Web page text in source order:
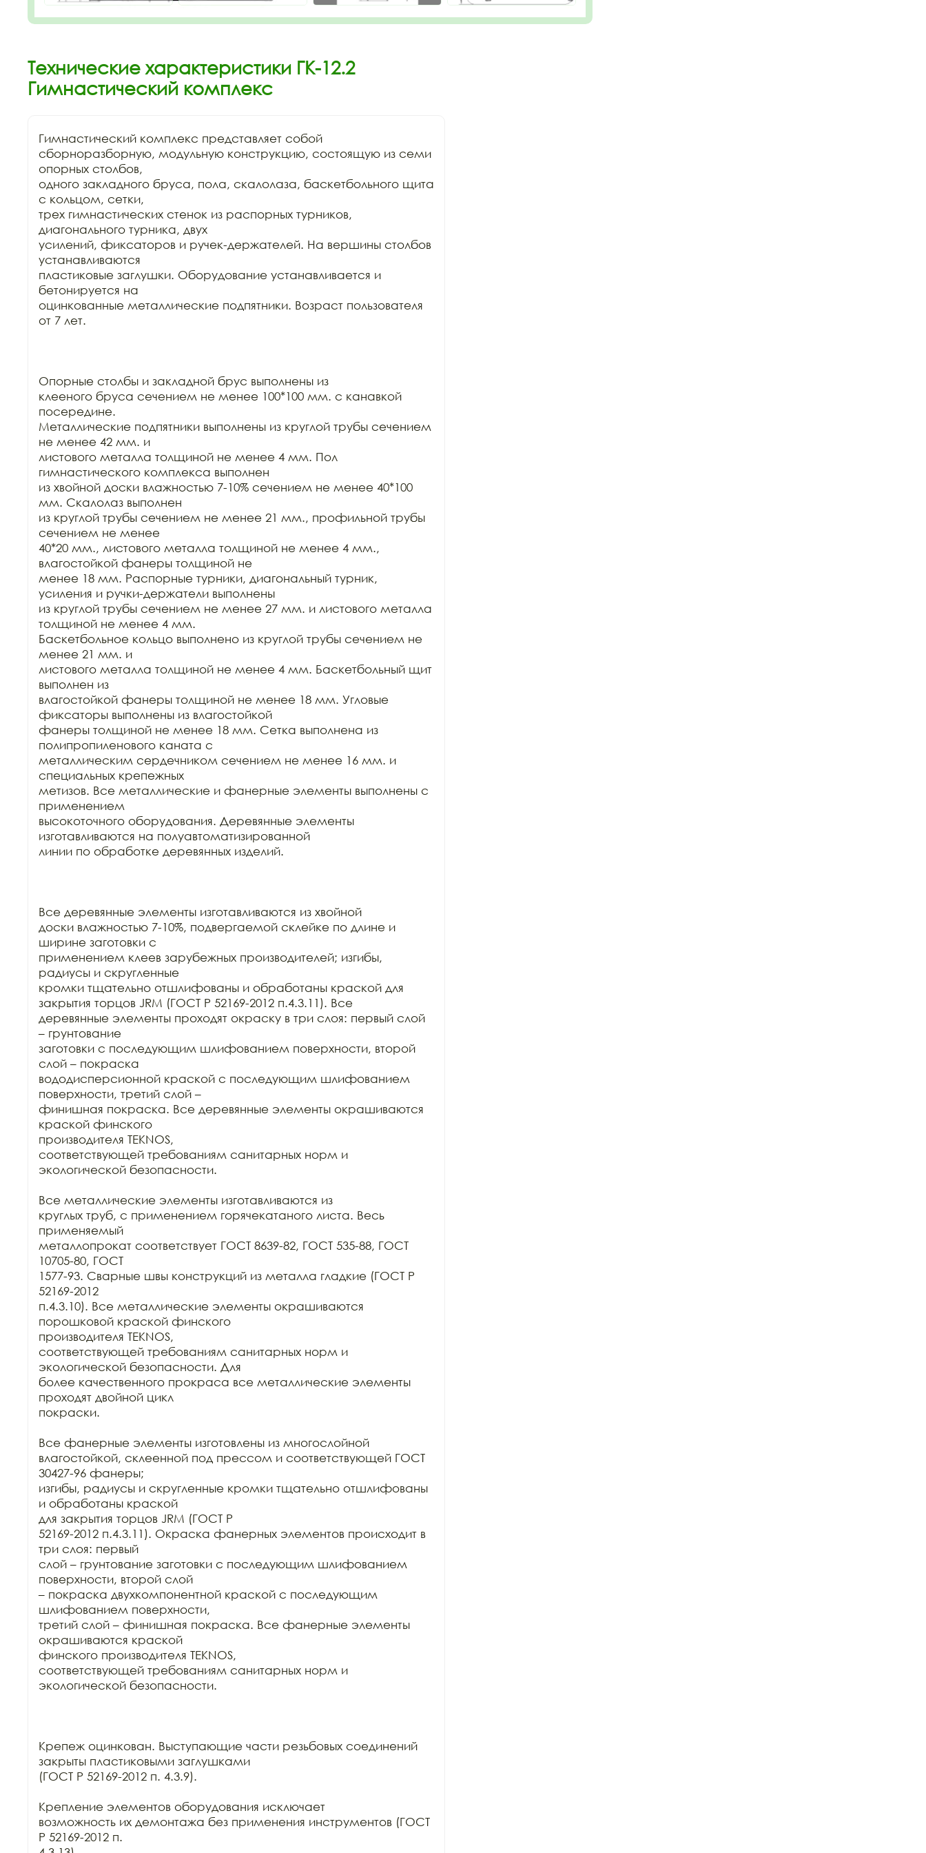
Технические характеристики ГК-12.2
Гимнастический комплекс
Гимнастический комплекс представляет собой
сборноразборную, модульную конструкцию, состоящую из семи
опорных столбов,
одного закладного бруса, пола, скалолаза, баскетбольного щита
с кольцом, сетки,
трех гимнастических стенок из распорных турников,
диагонального турника, двух
усилений, фиксаторов и ручек-держателей. На вершины столбов
устанавливаются
пластиковые заглушки. Оборудование устанавливается и
бетонируется на
оцинкованные металлические подпятники. Возраст пользователя
от 7 лет.
Опорные столбы и закладной брус выполнены из
клееного бруса сечением не менее 100*100 мм. с канавкой
посередине.
Металлические подпятники выполнены из круглой трубы сечением
не менее 42 мм. и
листового металла толщиной не менее 4 мм. Пол
гимнастического комплекса выполнен
из хвойной доски влажностью 7-10% сечением не менее 40*100
мм. Скалолаз выполнен
из круглой трубы сечением не менее 21 мм., профильной трубы
сечением не менее
40*20 мм., листового металла толщиной не менее 4 мм.,
влагостойкой фанеры толщиной не
менее 18 мм. Распорные турники, диагональный турник,
усиления и ручки-держатели выполнены
из круглой трубы сечением не менее 27 мм. и листового металла
толщиной не менее 4 мм.
Баскетбольное кольцо выполнено из круглой трубы сечением не
менее 21 мм. и
листового металла толщиной не менее 4 мм. Баскетбольный щит
выполнен из
влагостойкой фанеры толщиной не менее 18 мм. Угловые
фиксаторы выполнены из влагостойкой
фанеры толщиной не менее 18 мм. Сетка выполнена из
полипропиленового каната с
металлическим сердечником сечением не менее 16 мм. и
специальных крепежных
метизов. Все металлические и фанерные элементы выполнены с
применением
высокоточного оборудования. Деревянные элементы
изготавливаются на полуавтоматизированной
линии по обработке деревянных изделий.
Все деревянные элементы изготавливаются из хвойной
доски влажностью 7-10%, подвергаемой склейке по длине и
ширине заготовки с
применением клеев зарубежных производителей; изгибы,
радиусы и скругленные
кромки тщательно отшлифованы и обработаны краской для
закрытия торцов JRM (ГОСТ Р 52169-2012 п.4.3.11). Все
деревянные элементы проходят окраску в три слоя: первый слой
– грунтование
заготовки с последующим шлифованием поверхности, второй
слой – покраска
вододисперсионной краской с последующим шлифованием
поверхности, третий слой –
финишная покраска. Все деревянные элементы окрашиваются
краской финского
производителя TEKNOS,
соответствующей требованиям санитарных норм и
экологической безопасности.
Все металлические элементы изготавливаются из
круглых труб, с применением горячекатаного листа. Весь
применяемый
металлопрокат соответствует ГОСТ 8639-82, ГОСТ 535-88, ГОСТ
10705-80, ГОСТ
1577-93. Сварные швы конструкций из металла гладкие (ГОСТ Р
52169-2012
п.4.3.10). Все металлические элементы окрашиваются
порошковой краской финского
производителя TEKNOS,
соответствующей требованиям санитарных норм и
экологической безопасности. Для
более качественного прокраса все металлические элементы
проходят двойной цикл
покраски.
Все фанерные элементы изготовлены из многослойной
влагостойкой, склеенной под прессом и соответствующей ГОСТ
30427-96 фанеры;
изгибы, радиусы и скругленные кромки тщательно отшлифованы
и обработаны краской
для закрытия торцов JRM (ГОСТ Р
52169-2012 п.4.3.11). Окраска фанерных элементов происходит в
три слоя: первый
слой – грунтование заготовки с последующим шлифованием
поверхности, второй слой
– покраска двухкомпонентной краской с последующим
шлифованием поверхности,
третий слой – финишная покраска. Все фанерные элементы
окрашиваются краской
финского производителя TEKNOS,
соответствующей требованиям санитарных норм и
экологической безопасности.
Крепеж оцинкован. Выступающие части резьбовых соединений
закрыты пластиковыми заглушками
(ГОСТ Р 52169-2012 п. 4.3.9).
Крепление элементов оборудования исключает
возможность их демонтажа без применения инструментов (ГОСТ
Р 52169-2012 п.